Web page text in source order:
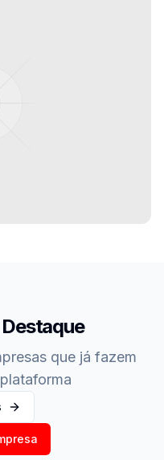
especiais dos
da cidade
que já fazem